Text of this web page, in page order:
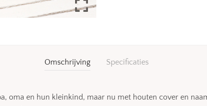
Omschrijving Specificaties
oma en hun kleinkind, maar nu met houten cover en